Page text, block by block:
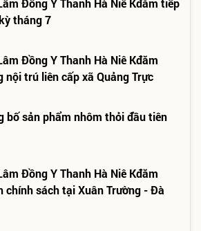
Đồng Y Thanh Hà Niê Kđăm tiếp
tháng 7
Đồng Y Thanh Hà Niê Kđăm
trú liên cấp xã Quảng Trực
bố sản phẩm nhôm thỏi đầu tiên
Đồng Y Thanh Hà Niê Kđăm
chính sách tại Xuân Trường - Đà